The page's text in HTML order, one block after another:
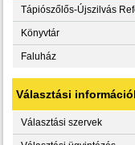
Tápiószőlős-Újszilvás
Könyvtár
Faluház
Választási
Választási szervek